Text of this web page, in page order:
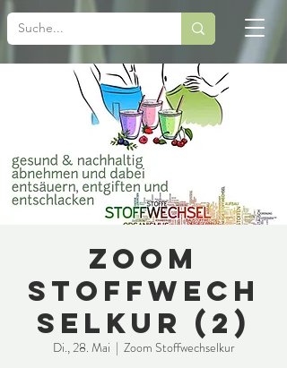
Zoom
Stoffwech
selkur (2)
Di., 28. Mai
  |
Zoom Stoffwechselkur